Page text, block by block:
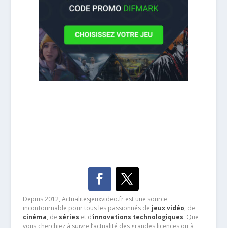
Depuis 2012, Actualitesjeuxvideo.fr est une source
incontournable pour tous les passionnés de jeux vidéo, de
cinéma,de séries et d’innovations technologiques. Que
vous cherchiez à suivre l’actualité des grandes licences ou à